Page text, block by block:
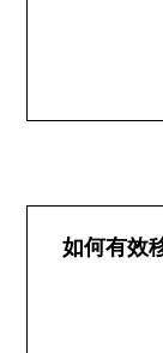
如何有效